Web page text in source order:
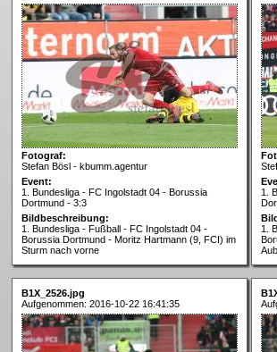
Fotograf:
Stefan Bösl - kbumm.agentur
Event:
1. Bundesliga - FC Ingolstadt 04 - Borussia
Dortmund - 3:3
Bildbeschreibung:
1. Bundesliga - Fußball - FC Ingolstadt 04 -
Borussia Dortmund - Moritz Hartmann (9, FCI) im
Sturm nach vorne
1.
1.
B1X_2526.jpg
Aufgenommen: 2016-10-22 16:41:35